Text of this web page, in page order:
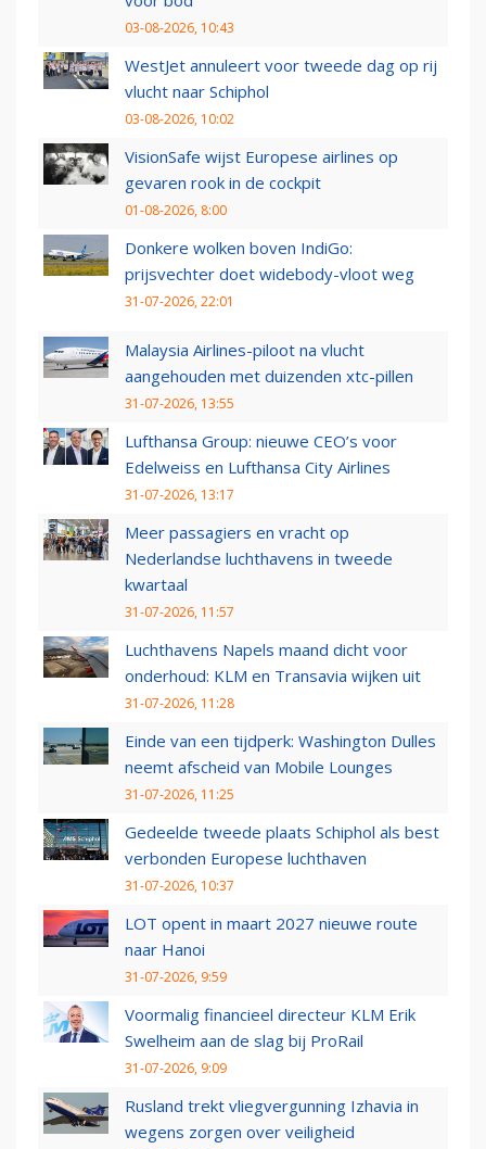
03-08-2026, 10:43
WestJet annuleert voor tweede dag op rij
vlucht naar Schiphol
03-08-2026, 10:02
VisionSafe wijst Europese airlines op
gevaren rook in de cockpit
01-08-2026, 8:00
Donkere wolken boven IndiGo:
prijsvechter doet widebody-vloot weg
31-07-2026, 22:01
Malaysia Airlines-piloot na vlucht
aangehouden met duizenden xtc-pillen
31-07-2026, 13:55
Lufthansa Group: nieuwe CEO’s voor
Edelweiss en Lufthansa City Airlines
31-07-2026, 13:17
Meer passagiers en vracht op
Nederlandse luchthavens in tweede
kwartaal
31-07-2026, 11:57
Luchthavens Napels maand dicht voor
onderhoud: KLM en Transavia wijken uit
31-07-2026, 11:28
Einde van een tijdperk: Washington Dulles
neemt afscheid van Mobile Lounges
31-07-2026, 11:25
Gedeelde tweede plaats Schiphol als best
verbonden Europese luchthaven
31-07-2026, 10:37
LOT opent in maart 2027 nieuwe route
naar Hanoi
31-07-2026, 9:59
Voormalig financieel directeur KLM Erik
Swelheim aan de slag bij ProRail
31-07-2026, 9:09
Rusland trekt vliegvergunning Izhavia in
wegens zorgen over veiligheid